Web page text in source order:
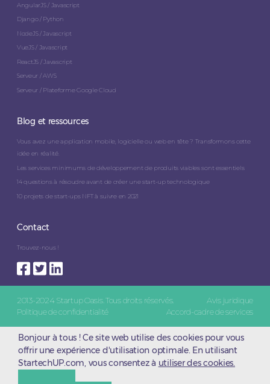
AngularJS / Javascript
Django / Python
NodeJS / Javascript
VueJS / Javascript
ReactJS / Javascript
Serveur / AWS
Serveur / Plateforme Google Cloud
Blog et ressources
Vous avez une application mobile, logicielle ou web en tête ? Transformons cette
idée en réalité.
Les services minimums de développement de produits viables sont essentiels
14 questions à résoudre avant de créer une start-up technologique
10 projets de start-ups NFT à suivre en 2021
Contact
Trouvez-nous !
2013-2024 Startup Oasis. Tous droits réservés.
Avis juridique
Politique de confidentialité
Accord-cadre de services
Bonjour à tous ! Ce site web utilise des cookies pour vous
offrir une expérience d'utilisation optimale. En utilisant
StartechUP.com, vous consentez à utiliser des cookies.